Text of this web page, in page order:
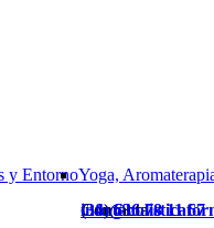
y EntornoYoga,
Contacta
(34) 636 78 11 67